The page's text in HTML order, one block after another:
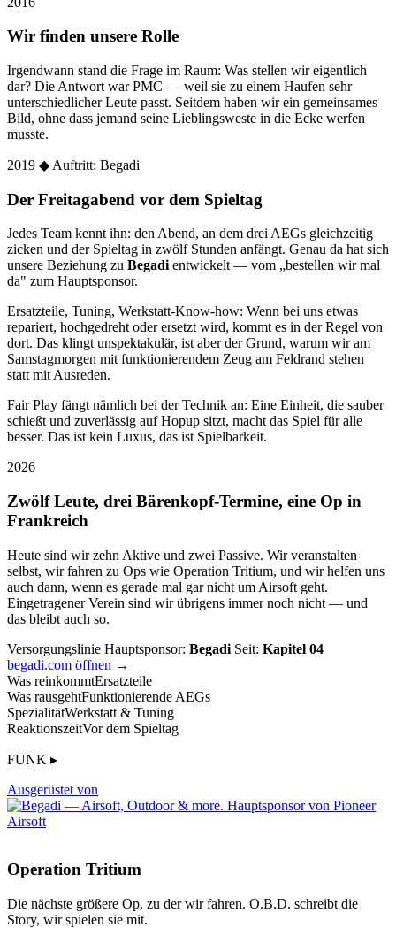
Wir finden unsere Rolle
Irgendwann stand die Frage im Raum: Was stellen wir eigentlich
dar? Die Antwort war PMC — weil sie zu einem Haufen sehr
unterschiedlicher Leute passt. Seitdem haben wir ein gemeinsames
Bild, ohne dass jemand seine Lieblingsweste in die Ecke werfen
musste.
2019 ◆ Auftritt: Begadi
Der Freitagabend vor dem Spieltag
Jedes Team kennt ihn: den Abend, an dem drei AEGs gleichzeitig
zicken und der Spieltag in zwölf Stunden anfängt. Genau da hat sich
unsere Beziehung zu Begadientwickelt — vom „bestellen wir mal
da" zum Hauptsponsor.
Ersatzteile, Tuning, Werkstatt-Know-how: Wenn bei uns etwas
repariert, hochgedreht oder ersetzt wird, kommt es in der Regel von
dort. Das klingt unspektakulär, ist aber der Grund, warum wir am
Samstagmorgen mit funktionierendem Zeug am Feldrand stehen
statt mit Ausreden.
Fair Play fängt nämlich bei der Technik an: Eine Einheit, die sauber
schießt und zuverlässig auf Hopup sitzt, macht das Spiel für alle
besser. Das ist kein Luxus, das ist Spielbarkeit.
2026
Zwölf Leute, drei Bärenkopf-Termine, eine Op in
Frankreich
Heute sind wir zehn Aktive und zwei Passive. Wir veranstalten
selbst, wir fahren zu Ops wie Operation Tritium, und wir helfen uns
auch dann, wenn es gerade mal gar nicht um Airsoft geht.
Eingetragener Verein sind wir übrigens immer noch nicht — und
das bleibt auch so.
Versorgungslinie Hauptsponsor: Begadi Seit: Kapitel 04
begadi.com öffnen →
Was reinkommtErsatzteile
Was rausgehtFunktionierende AEGs
SpezialitätWerkstatt & Tuning
ReaktionszeitVor dem Spieltag
FUNK ▸
Ausgerüstet von
Operation Tritium
Die nächste größere Op, zu der wir fahren. O.B.D. schreibt die
Story, wir spielen sie mit.